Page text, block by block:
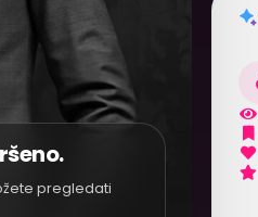
pregledati